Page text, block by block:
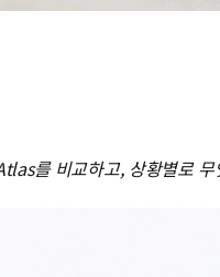
를 비교하고, 상황별로